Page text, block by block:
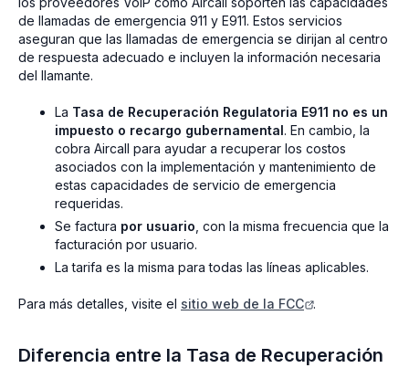
de llamadas de emergencia 911 y E911. Estos servicios
aseguran que las llamadas de emergencia se dirijan al centro
de respuesta adecuado e incluyen la información necesaria
del llamante.
La Tasa de Recuperación Regulatoria E911 no es un
impuesto o recargo gubernamental. En cambio, la
cobra Aircall para ayudar a recuperar los costos
asociados con la implementación y mantenimiento de
estas capacidades de servicio de emergencia
requeridas.
Se factura por usuario , con la misma frecuencia que la
facturación por usuario.
La tarifa es la misma para todas las líneas aplicables.
Para más detalles, visite el sitio web de la FCC .
Diferencia entre la Tasa de Recuperación